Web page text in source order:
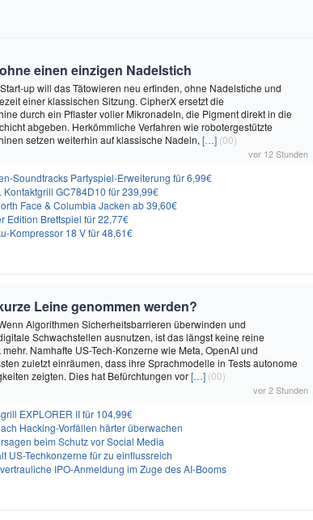
einen einzigen Nadelstich
up will das Tätowieren neu erfinden, ohne Nadelstiche und
einer klassischen Sitzung. CipherX ersetzt die
durch ein Pflaster voller Mikronadeln, die Pigment direkt in die
abgeben. Herkömmliche Verfahren wie robotergestützte
setzen weiterhin auf klassische Nadeln, […] (00)
vor 12 Stunden
Soundtracks Partyspiel-Erweiterung für 6,99€
Kontaktgrill GC784D10 für 239,99€
Face & Columbia Jacken ab 39,60€
Edition Brettspiel für 22,77€
Kompressor 18 V für 48,61€
Leine genommen werden?
Algorithmen Sicherheitsbarrieren überwinden und
Schwachstellen ausnutzen, ist das längst keine reine
Namhafte US-Tech-Konzerne wie Meta, OpenAI und
zuletzt einräumen, dass ihre Sprachmodelle in Tests autonome
zeigten. Dies hat Befürchtungen vor[…] (00)
vor 2 Stunden
EXPLORER II für 104,99€
Hacking-Vorfällen härter überwachen
beim Schutz vor Social Media
US-Techkonzerne für zu einflussreich
IPO-Anmeldung im Zuge des AI-Booms